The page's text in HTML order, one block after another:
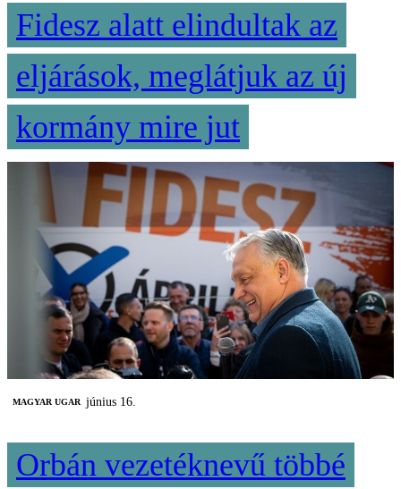
Fidesz alatt elindultak az
eljárások, meglátjuk az új
kormány mire jut
MAGYAR UGAR június 16.
Orbán vezetéknevű többé